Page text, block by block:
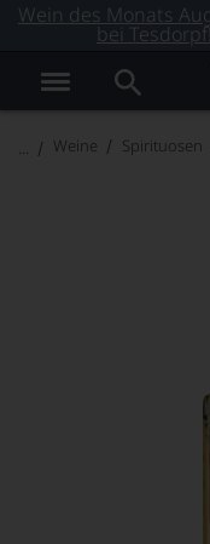
Wein des Monats
bei
Weine Spirituosen